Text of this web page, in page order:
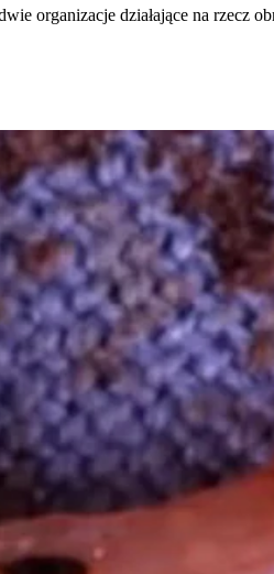
organizacje działające na